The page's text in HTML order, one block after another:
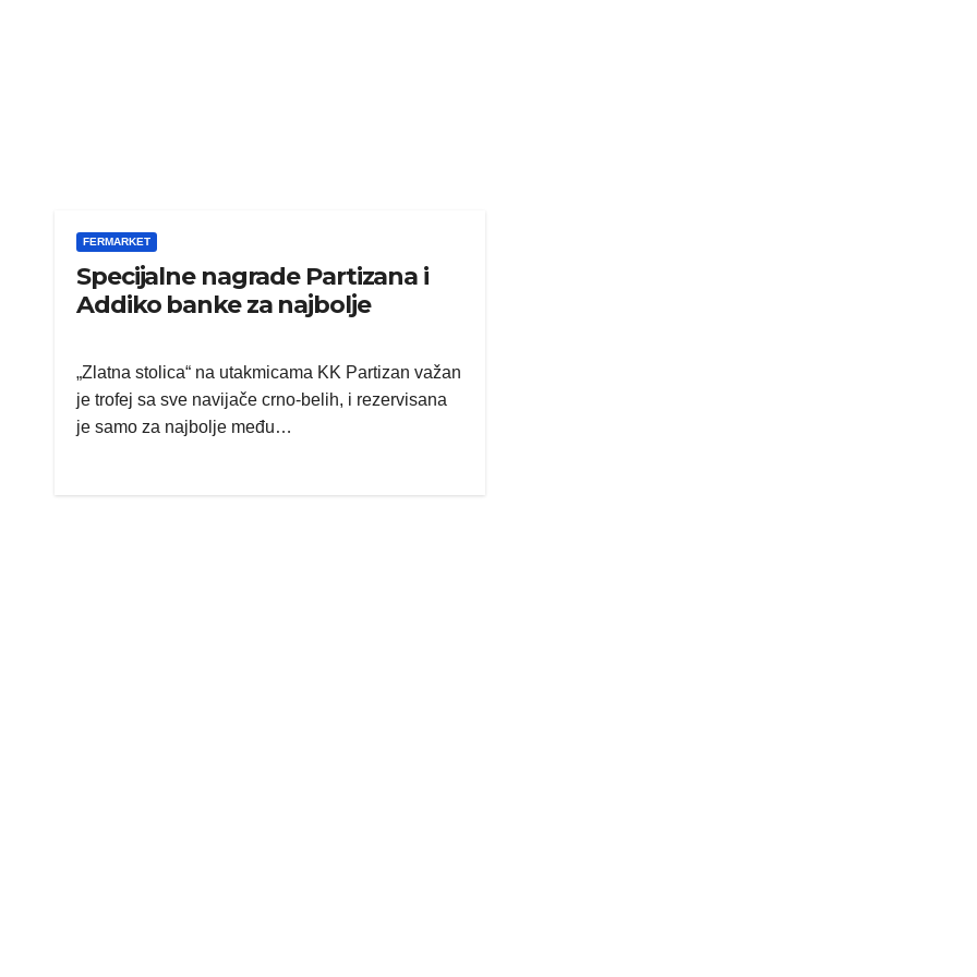
FERMARKET
Specijalne nagrade Partizana i
Addiko banke za najbolje
„Zlatna stolica“ na utakmicama KK Partizan važan
je trofej sa sve navijače crno-belih, i rezervisana
je samo za najbolje među…